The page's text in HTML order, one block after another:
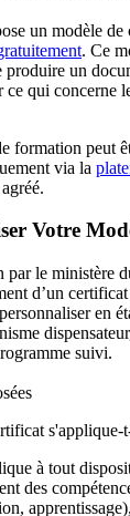
un modèle de
. Ce
produire un
qui concerne
formation peut
via la
Votre
par le ministère
d’un
en
suivi.
s'applique-
à tout
des